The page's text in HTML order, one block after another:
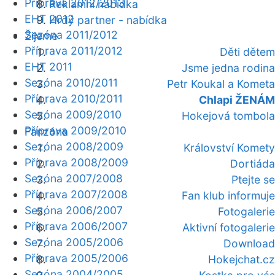
Reklamní nabídka
Hrdý partner - nabídka
Žijeme
Děti dětem
Jsme jedna rodina
Petr Koukal a Kometa
Chlapi ŽENÁM
Hokejová tombola
Fanzóna
Království Komety
Dortiáda
Ptejte se
Fan klub informuje
Fotogalerie
Aktivní fotogalerie
Download
Hokejchat.cz
Příprava 2012/2013
EHT 2012
Sezóna 2011/2012
Příprava 2011/2012
EHT 2011
Sezóna 2010/2011
Příprava 2010/2011
Sezóna 2009/2010
Příprava 2009/2010
Sezóna 2008/2009
Příprava 2008/2009
Sezóna 2007/2008
Příprava 2007/2008
Sezóna 2006/2007
Příprava 2006/2007
Sezóna 2005/2006
Příprava 2005/2006